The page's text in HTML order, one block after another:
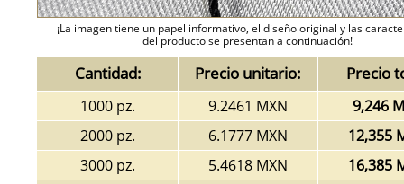
¡La imagen tiene un papel informativo, el diseño original y las
del producto se presentan a continuación!
Cantidad: Precio unitario: Precio
1000 pz. 9.2461 MXN
9,246
2000 pz.
6.1777 MXN
12,355
3000 pz.
5.4618 MXN
16,385